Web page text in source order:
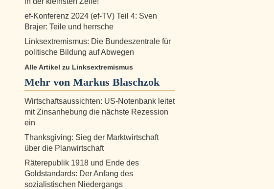
ef-Konferenz 2024 (ef-TV) Teil 4: Sven
Brajer: Teile und herrsche
Linksextremismus: Die Bundeszentrale für
politische Bildung auf Abwegen
Alle Artikel zu Linksextremismus
Mehr von Markus Blaschzok
Wirtschaftsaussichten: US-Notenbank leitet
mit Zinsanhebung die nächste Rezession
ein
Thanksgiving: Sieg der Marktwirtschaft
über die Planwirtschaft
Räterepublik 1918 und Ende des
Goldstandards: Der Anfang des
sozialistischen Niedergangs